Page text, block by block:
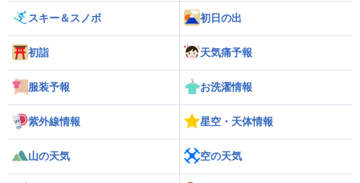
スキー＆スノボ 初日の出
初詣 天気痛予報
服装予報 お洗濯情報
紫外線情報 星空・天体情報
山の天気 空の天気